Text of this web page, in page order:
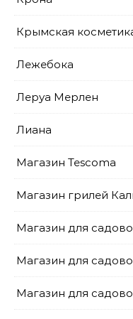
Крымская
Лежебока
Леруа Мерлен
Лиана
Магазин Tescoma
Магазин грилей
Магазин для
Магазин для
Магазин для